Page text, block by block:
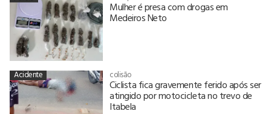
Mulher é presa com drogas em
Medeiros Neto
Acidente colisão
Ciclista fica gravemente ferido após ser
atingido por motocicleta no trevo de
Itabela